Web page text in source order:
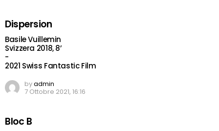
Dispersion
Basile Vuillemin
Svizzera 2018, 8’
-
2021 Swiss Fantastic Film
byadmin
7 Ottobre 2021, 16:16
Bloc B